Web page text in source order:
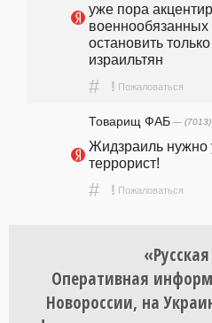
уже пора
военнообязанных
остановить
израильтян
# ! Пожаловаться
Товарищ ФАБ — (7013)
Жидзраиль нужно
террорист!
# ! Пожаловаться
Оперативная
Новороссии, на